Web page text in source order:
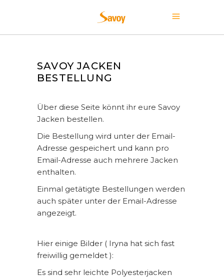
SAVOY JACKEN
BESTELLUNG
Über diese Seite könnt ihr eure Savoy
Jacken bestellen.
Die Bestellung wird unter der Email-
Adresse gespeichert und kann pro
Email-Adresse auch mehrere Jacken
enthalten.
Einmal getätigte Bestellungen werden
auch später unter der Email-Adresse
angezeigt.
Hier einige Bilder ( Iryna hat sich fast
freiwillig gemeldet ):
Es sind sehr leichte Polyesterjacken